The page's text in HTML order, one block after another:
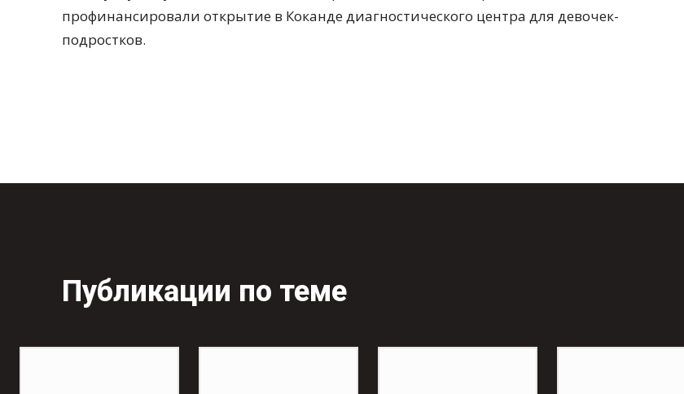
профинансировали открытие в Коканде диагностического центра для девочек-
подростков.
Публикации по теме